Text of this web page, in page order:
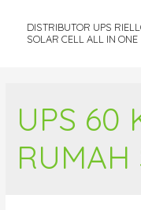
DISTRIBUTOR UPS
SOLAR CELL ALL IN ONE
UPS 60
RUMAH